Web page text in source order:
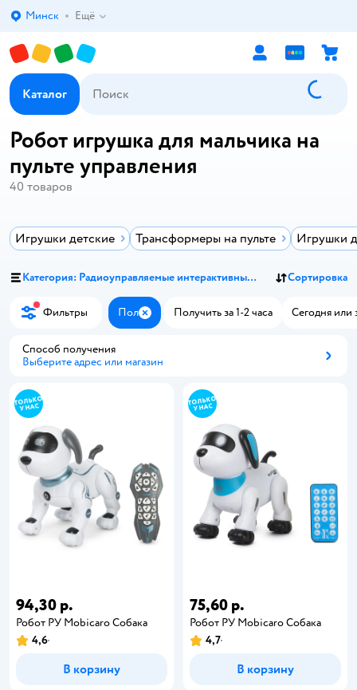
Выбор адреса доставки.
Минск Ещё
Каталог
Робот игрушка для мальчика на
пульте управления
40 товаров
Игрушки детские Трансформеры на пульте Игрушки
Категория: Радиоуправляемые интерактивные роботыСортировка
Фильтры Пол ЗакрытьПолучить за 1-2 часа Сегодня или
Способ получения
Выберите адрес или магазин
94,30 р.
Робот РУ Mobicaro Собака
4,6
В корзину
75,60 р.
Робот РУ Mobicaro Собака
4,7
В корзину